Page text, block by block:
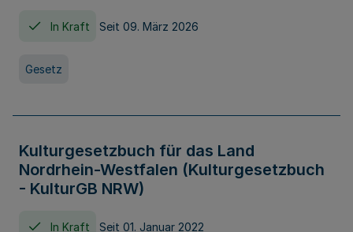
In Kraft Seit 09. März 2026
Gesetz
Kulturgesetzbuch für das Land
Nordrhein-Westfalen (Kulturgesetzbuch
- KulturGB NRW)
In Kraft Seit 01. Januar 2022